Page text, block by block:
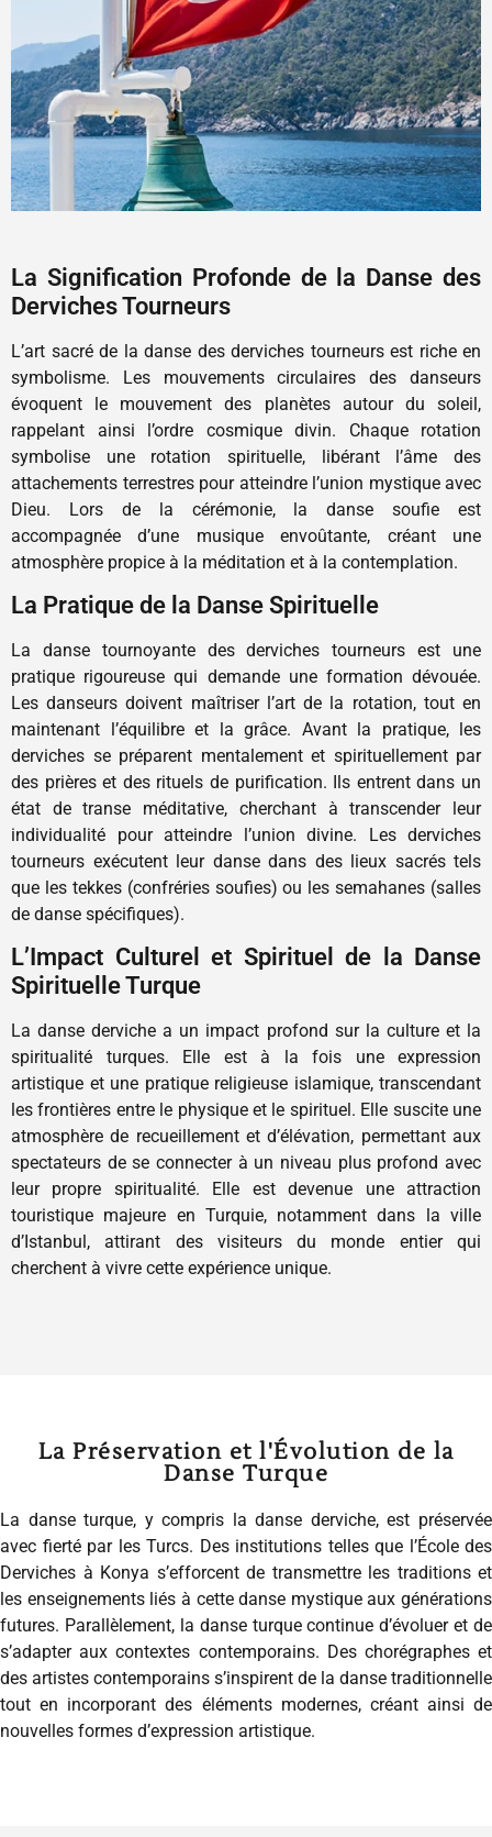
La Signification Profonde de la Danse des
Derviches Tourneurs
L’art sacré de la danse des derviches tourneurs est riche en
symbolisme. Les mouvements circulaires des danseurs
évoquent le mouvement des planètes autour du soleil,
rappelant ainsi l’ordre cosmique divin. Chaque rotation
symbolise une rotation spirituelle, libérant l’âme des
attachements terrestres pour atteindre l’union mystique avec
Dieu. Lors de la cérémonie, la danse soufie est
accompagnée d’une musique envoûtante, créant une
atmosphère propice à la méditation et à la contemplation.
La Pratique de la Danse Spirituelle
La danse tournoyante des derviches tourneurs est une
pratique rigoureuse qui demande une formation dévouée.
Les danseurs doivent maîtriser l’art de la rotation, tout en
maintenant l’équilibre et la grâce. Avant la pratique, les
derviches se préparent mentalement et spirituellement par
des prières et des rituels de purification. Ils entrent dans un
état de transe méditative, cherchant à transcender leur
individualité pour atteindre l’union divine. Les derviches
tourneurs exécutent leur danse dans des lieux sacrés tels
que les tekkes (confréries soufies) ou les semahanes (salles
de danse spécifiques).
L’Impact Culturel et Spirituel de la Danse
Spirituelle Turque
La danse derviche a un impact profond sur la culture et la
spiritualité turques. Elle est à la fois une expression
artistique et une pratique religieuse islamique, transcendant
les frontières entre le physique et le spirituel. Elle suscite une
atmosphère de recueillement et d’élévation, permettant aux
spectateurs de se connecter à un niveau plus profond avec
leur propre spiritualité. Elle est devenue une attraction
touristique majeure en Turquie, notamment dans la ville
d’Istanbul, attirant des visiteurs du monde entier qui
cherchent à vivre cette expérience unique.
La Préservation et l'Évolution de la
Danse Turque
La danse turque, y compris la danse derviche, est préservée
avec fierté par les Turcs. Des institutions telles que l’École des
Derviches à Konya s’efforcent de transmettre les traditions et
les enseignements liés à cette danse mystique aux générations
futures. Parallèlement, la danse turque continue d’évoluer et de
s’adapter aux contextes contemporains. Des chorégraphes et
des artistes contemporains s’inspirent de la danse traditionnelle
tout en incorporant des éléments modernes, créant ainsi de
nouvelles formes d’expression artistique.